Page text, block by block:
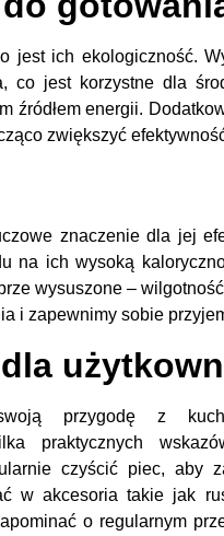
jest ich ekologiczność.
co jest korzystne dla
źródłem energii.
zwiększyć
znaczenie dla jej
na ich wysoką
wysuszone –
i zapewnimy sobie
przygodę z
praktycznych
czyścić piec, aby
w akcesoria takie jak
o regularnym